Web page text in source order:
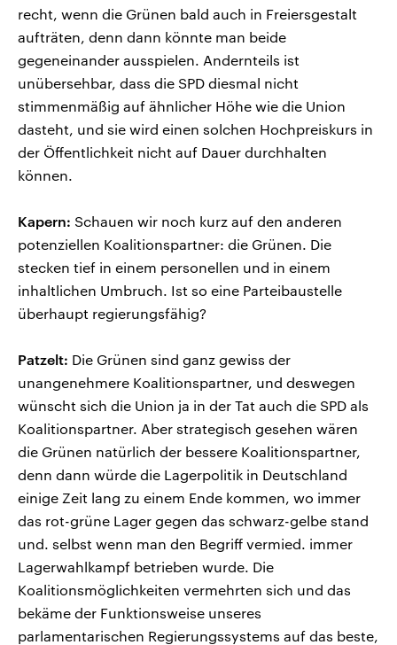
recht, wenn die Grünen bald auch in Freiersgestalt
aufträten, denn dann könnte man beide
gegeneinander ausspielen. Andernteils ist
unübersehbar, dass die SPD diesmal nicht
stimmenmäßig auf ähnlicher Höhe wie die Union
dasteht, und sie wird einen solchen Hochpreiskurs in
der Öffentlichkeit nicht auf Dauer durchhalten
können.
Kapern: Schauen wir noch kurz auf den anderen
potenziellen Koalitionspartner: die Grünen. Die
stecken tief in einem personellen und in einem
inhaltlichen Umbruch. Ist so eine Parteibaustelle
überhaupt regierungsfähig?
Patzelt: Die Grünen sind ganz gewiss der
unangenehmere Koalitionspartner, und deswegen
wünscht sich die Union ja in der Tat auch die SPD als
Koalitionspartner. Aber strategisch gesehen wären
die Grünen natürlich der bessere Koalitionspartner,
denn dann würde die Lagerpolitik in Deutschland
einige Zeit lang zu einem Ende kommen, wo immer
das rot-grüne Lager gegen das schwarz-gelbe stand
und. selbst wenn man den Begriff vermied. immer
Lagerwahlkampf betrieben wurde. Die
Koalitionsmöglichkeiten vermehrten sich und das
bekäme der Funktionsweise unseres
parlamentarischen Regierungssystems auf das beste,